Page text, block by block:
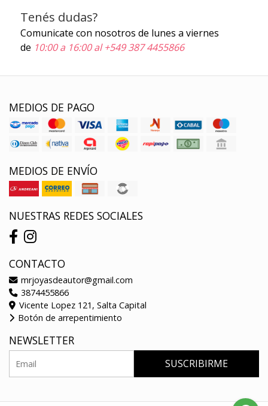
Tenés dudas?
Comunicate con nosotros de lunes a viernes
de 10:00 a 16:00 al +549 387 4455866
MEDIOS DE PAGO
MEDIOS DE ENVÍO
NUESTRAS REDES SOCIALES
CONTACTO
mrjoyasdeautor@gmail.com
3874455866
Vicente Lopez 121, Salta Capital
Botón de arrepentimiento
NEWSLETTER
SUSCRIBIRME